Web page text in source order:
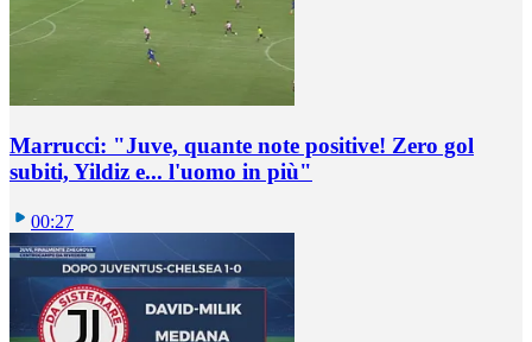
Marrucci: "Juve, quante note positive! Zero gol
subiti, Yildiz e... l'uomo in più"
00:27